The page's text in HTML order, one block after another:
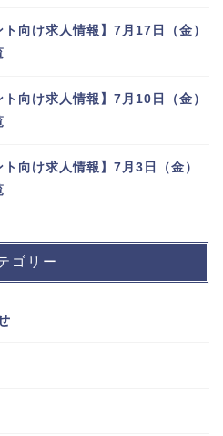
ト向け求人情報】7月17日（金）
ト向け求人情報】7月10日（金）
ト向け求人情報】7月3日（金）
ゴリー